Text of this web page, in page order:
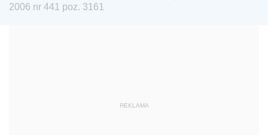
Dziennik Urzędowy Ministra Edukacji i Nauki
2006 nr 441 poz. 3161
REKLAMA